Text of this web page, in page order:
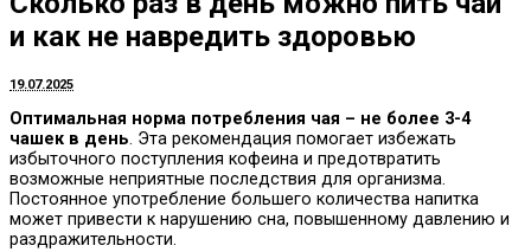
и как не навредить здоровью
19.07.2025
Оптимальная норма потребления чая – не более 3-4
чашек в день. Эта рекомендация помогает избежать
избыточного поступления кофеина и предотвратить
возможные неприятные последствия для организма.
Постоянное употребление большего количества напитка
может привести к нарушению сна, повышенному давлению и
раздражительности.